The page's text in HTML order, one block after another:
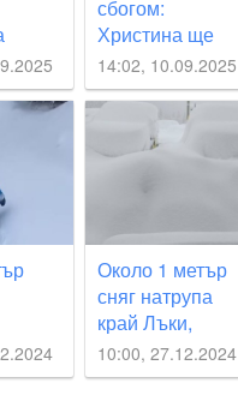
от
сбогом:
Христина ще
бъде погребана
в родното си
село край
Пловдив
14:02, 10.09.2025
Около 1 метър
сняг натрупа
край Лъки,
родопско село -
най-
10:00, 27.12.2024